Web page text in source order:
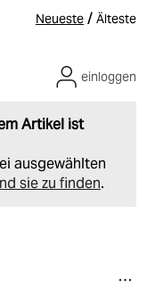
Neueste / Älteste
Artikel ist
ausgewählten
sie zu finden.
einloggen